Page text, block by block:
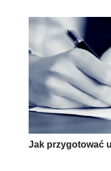
Jak przygotować